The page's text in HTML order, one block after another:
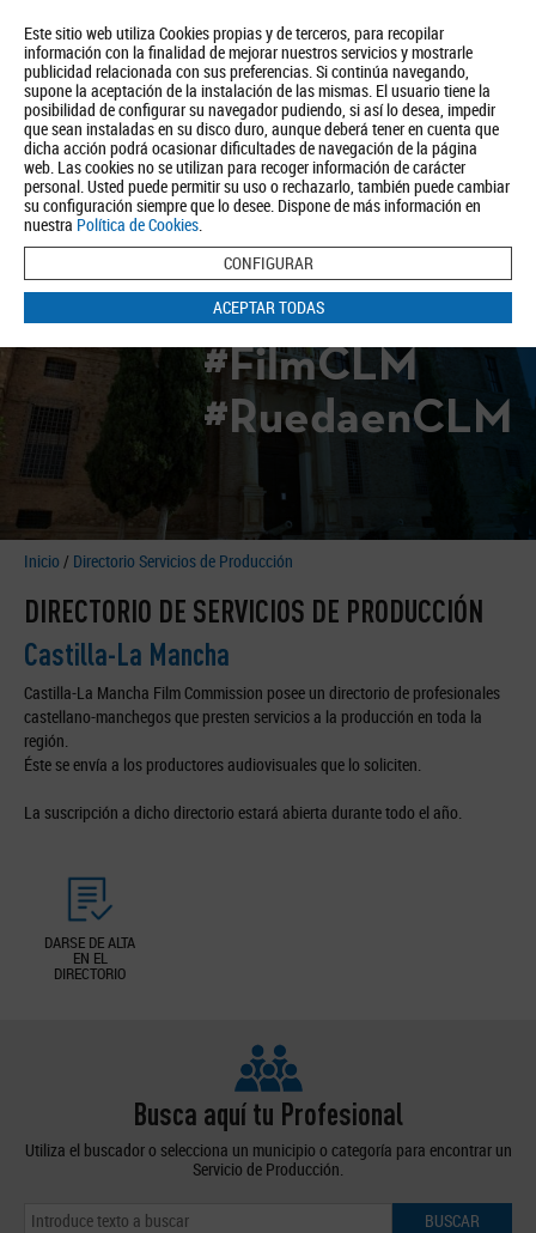
Este sitio web utiliza Cookies propias y de terceros, para recopilar
información con la finalidad de mejorar nuestros servicios y mostrarle
publicidad relacionada con sus preferencias. Si continúa navegando,
supone la aceptación de la instalación de las mismas. El usuario tiene la
posibilidad de configurar su navegador pudiendo, si así lo desea, impedir
que sean instaladas en su disco duro, aunque deberá tener en cuenta que
dicha acción podrá ocasionar dificultades de navegación de la página
web. Las cookies no se utilizan para recoger información de carácter
personal. Usted puede permitir su uso o rechazarlo, también puede cambiar
su configuración siempre que lo desee. Dispone de más información en
nuestra Política de Cookies.
CONFIGURAR
ACEPTAR TODAS
Quiénes somos Turismo Política de Privacidad Aviso Legal
Política de Cookies
BUSCAR
#FilmCLM
#RuedaenCLM
Inicio / Directorio Servicios de Producción
DIRECTORIO DE SERVICIOS DE PRODUCCIÓN
Castilla-La Mancha
Castilla-La Mancha Film Commission posee un directorio de profesionales
castellano-manchegos que presten servicios a la producción en toda la
región.
Éste se envía a los productores audiovisuales que lo soliciten.
La suscripción a dicho directorio estará abierta durante todo el año.
DARSE DE ALTA
EN EL
DIRECTORIO
Busca aquí tu Profesional
Utiliza el buscador o selecciona un municipio o categoría para encontrar un
Servicio de Producción.
BUSCAR